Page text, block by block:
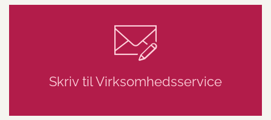
Skriv til Virksomhedsservice